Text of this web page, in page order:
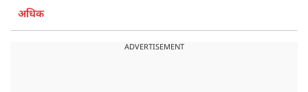
अधिक
ADVERTISEMENT